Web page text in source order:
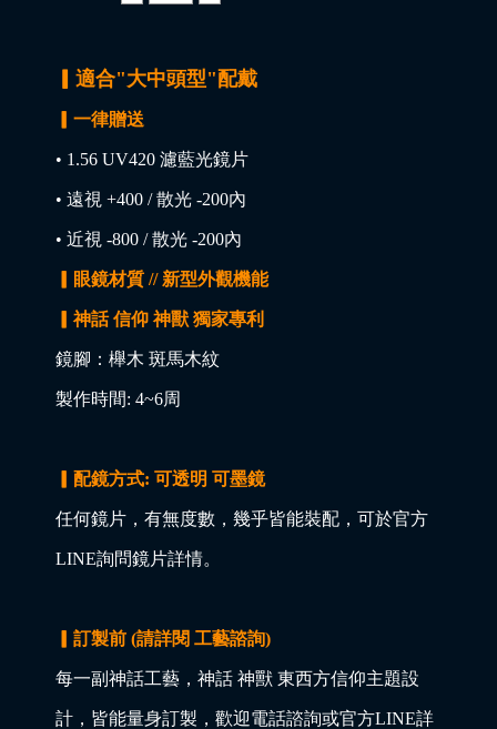
▎適合"大中頭型"配戴
▎一律贈送
• 1.56 UV420 濾藍光鏡片
• 遠視 +400 / 散光 -200內
• 近視 -800 / 散光 -200內
▎眼鏡材質 // 新型外觀機能
▎神話 信仰 神獸 獨家專利
鏡腳：櫸木 斑馬木紋
製作時間: 4~6周
▎配鏡方式: 可透明 可墨鏡
任何鏡片，有無度數，幾乎皆能裝配，可於官方
LINE詢問鏡片詳情。
▎訂製前 (請詳閱 工藝諮詢)
每一副神話工藝，神話 神獸 東西方信仰主題設
計，皆能量身訂製，歡迎電話諮詢或官方LINE詳